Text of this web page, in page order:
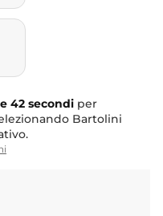
41 secondiper riceverlo
Bartolini consegna